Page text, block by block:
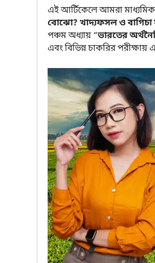
এই আর্টিকেলে আমরা
বোঝো? খাদ্যফসল ও বাগিচা
পঞ্চম অধ্যায় “ভারতের
এবং বিভিন্ন চাকরির পরীক্ষায়